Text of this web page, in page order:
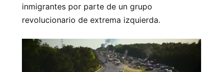
inmigrantes por parte de un grupo
revolucionario de extrema izquierda.